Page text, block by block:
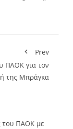
Prev
ΠΑΟΚ για τον
της Μπράγκα
του ΠΑΟΚ με